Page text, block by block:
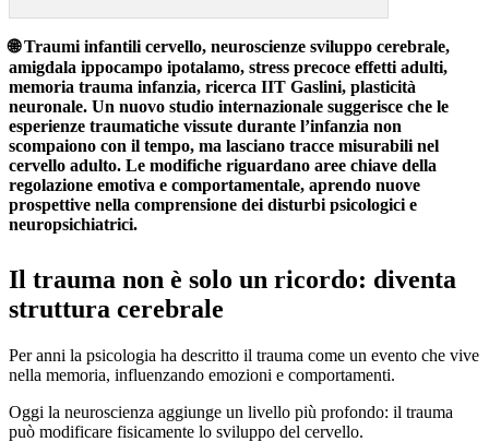
🌐 Traumi infantili cervello, neuroscienze sviluppo cerebrale,
amigdala ippocampo ipotalamo, stress precoce effetti adulti,
memoria trauma infanzia, ricerca IIT Gaslini, plasticità
neuronale. Un nuovo studio internazionale suggerisce che le
esperienze traumatiche vissute durante l’infanzia non
scompaiono con il tempo, ma lasciano tracce misurabili nel
cervello adulto. Le modifiche riguardano aree chiave della
regolazione emotiva e comportamentale, aprendo nuove
prospettive nella comprensione dei disturbi psicologici e
neuropsichiatrici.
Il trauma non è solo un ricordo: diventa
struttura cerebrale
Per anni la psicologia ha descritto il trauma come un evento che vive
nella memoria, influenzando emozioni e comportamenti.
Oggi la neuroscienza aggiunge un livello più profondo: il trauma
può modificare fisicamente lo sviluppo del cervello.